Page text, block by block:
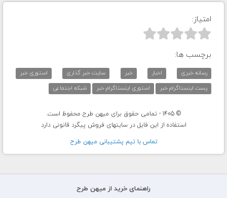
امتیاز:



برچسب ها:
رسانه خبری اخبار خبر سایت خبر گذاری
استوری خبر
پست اینستاگرام خبر
استوری اینستاگرام خبر شبکه اجتماعی
© 1405 - تمامی حقوق برای میهن طرح محفوظ است.
استفاده از این فایل در سایتهای فروش پیگرد قانونی دارد
تماس با تيم پشتيبانی ميهن طرح
راهنمای خرید از میهن طرح